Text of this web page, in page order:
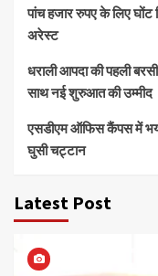
पांच हजार रुपए के लिए घोंट
अरेस्ट
धराली आपदा की पहली
साथ नई शुरुआत की उम्मीद
एसडीएम ऑफिस कैंपस में
घुसी चट्टान
Latest Post